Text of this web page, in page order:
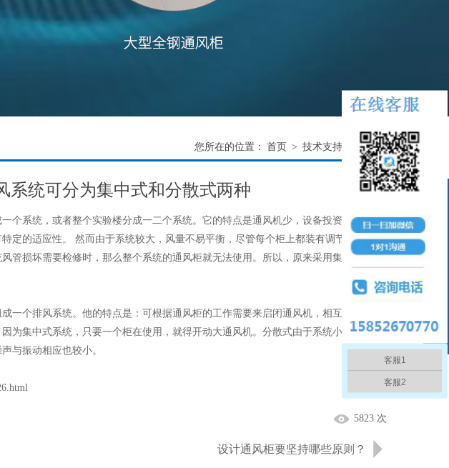
您所在的位置： 首页 > 技术支持 技术知识
系统可分为集中式和分散式两种
系统，或者整个实验楼分成一二个系统。它的特点是通风机少，设备投资省，而且
定的适应性。 然而由于系统较大，风量不易平衡，尽管每个柜上都装有调节阀，但使
管损坏需要检修时，那么整个系统的通风柜就无法使用。所以，原来采用集中式系统
个排风系统。他的特点是：可根据通风柜的工作需要来启闭通风机，相互不受干
为集中式系统，只要一个柜在使用，就得开动大通风机。分散式由于系统小，排风量
与振动相应也较小。
5823 次
设计通风柜要坚持哪些原则？
客服1
客服2